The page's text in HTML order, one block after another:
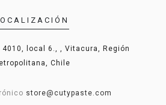
4010, local 6., , Vitacura, Región
Chile
store@cutypaste.com